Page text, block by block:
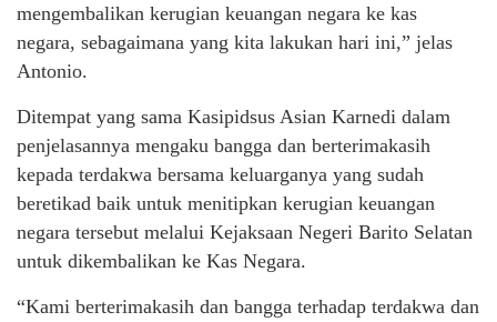
mengembalikan kerugian keuangan negara ke kas
negara, sebagaimana yang kita lakukan hari ini,” jelas
Antonio.
Ditempat yang sama Kasipidsus Asian Karnedi dalam
penjelasannya mengaku bangga dan berterimakasih
kepada terdakwa bersama keluarganya yang sudah
beretikad baik untuk menitipkan kerugian keuangan
negara tersebut melalui Kejaksaan Negeri Barito Selatan
untuk dikembalikan ke Kas Negara.
“Kami berterimakasih dan bangga terhadap terdakwa dan